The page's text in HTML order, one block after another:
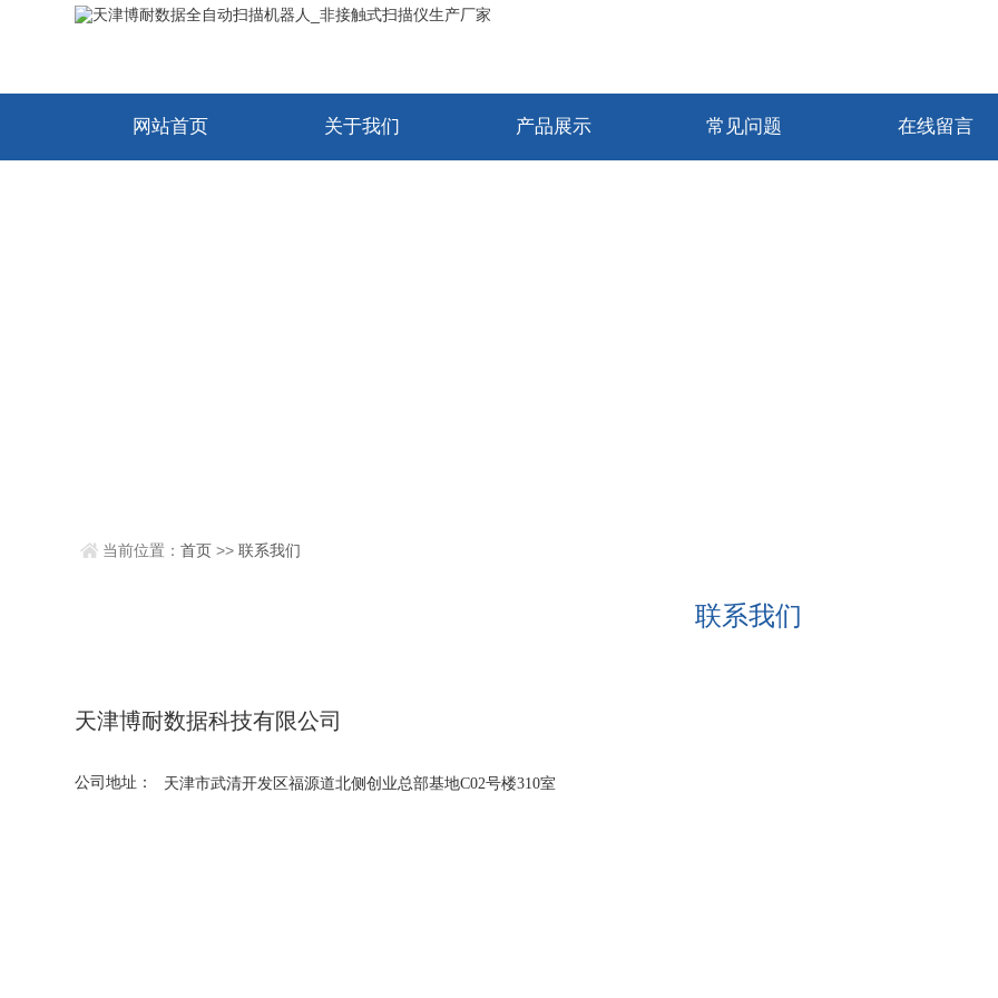
网站首页 关于我们 产品展示 常见问题 在线留言
当前位置：首页 >>联系我们
联系我们
天津博耐数据科技有限公司
公司地址： 天津市武清开发区福源道北侧创业总部基地C02号楼310室